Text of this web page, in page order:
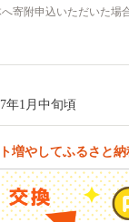
寄附申込いただいた場
年1月中旬頃
増やしてふるさと納